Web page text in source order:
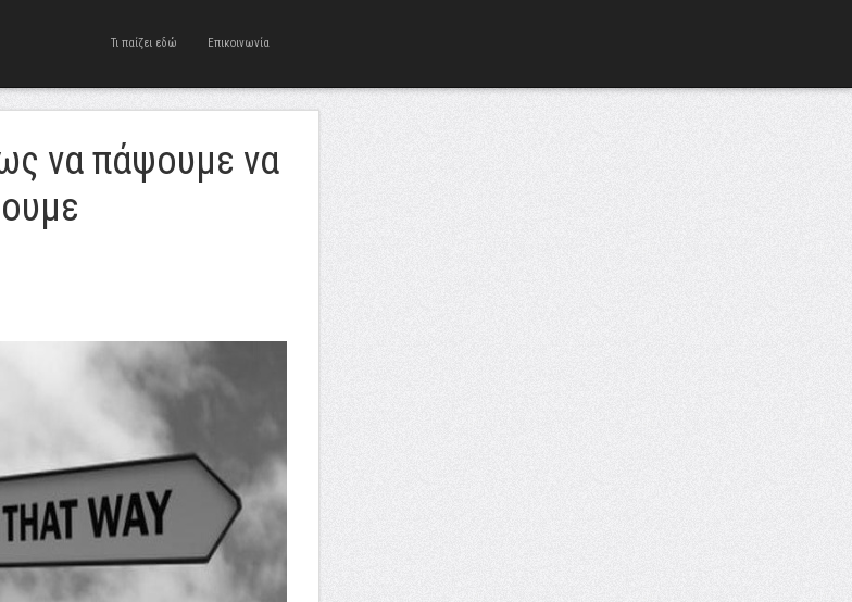
Τι παίζει εδώ Επικοινωνία
να πάψουμε να